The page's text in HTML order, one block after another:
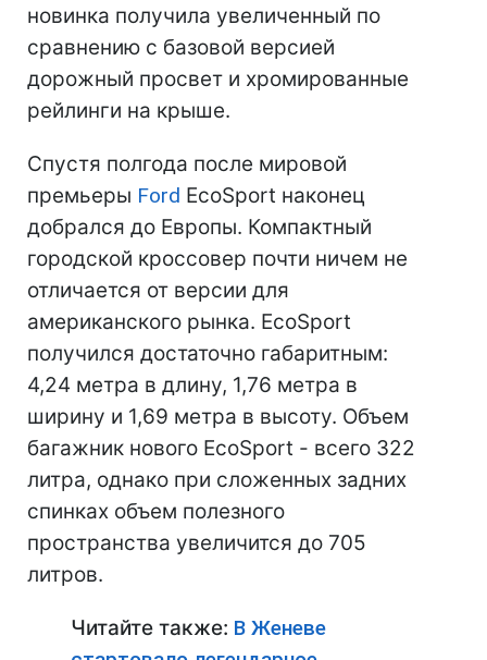
новинка получила увеличенный по
сравнению с базовой версией
дорожный просвет и хромированные
рейлинги на крыше.
Спустя полгода после мировой
премьеры Ford EcoSport наконец
добрался до Европы. Компактный
городской кроссовер почти ничем не
отличается от версии для
американского рынка. EcoSport
получился достаточно габаритным:
4,24 метра в длину, 1,76 метра в
ширину и 1,69 метра в высоту. Объем
багажник нового EcoSport - всего 322
литра, однако при сложенных задних
спинках объем полезного
пространства увеличится до 705
литров.
Читайте также: В Женеве